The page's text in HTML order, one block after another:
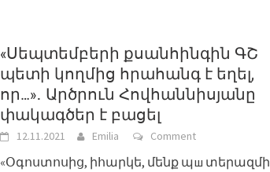
«Սեպտեմբերի քսանհինգին ԳՇ
պետի կողմից հրահանգ է եղել,
որ…»․ Արծրուն Հովհաննիսյանը
փակագծեր է բացել
12.11.2021 Emilia Comment
«Օգոստոսից, իհարկե, մենք պш տերազմի